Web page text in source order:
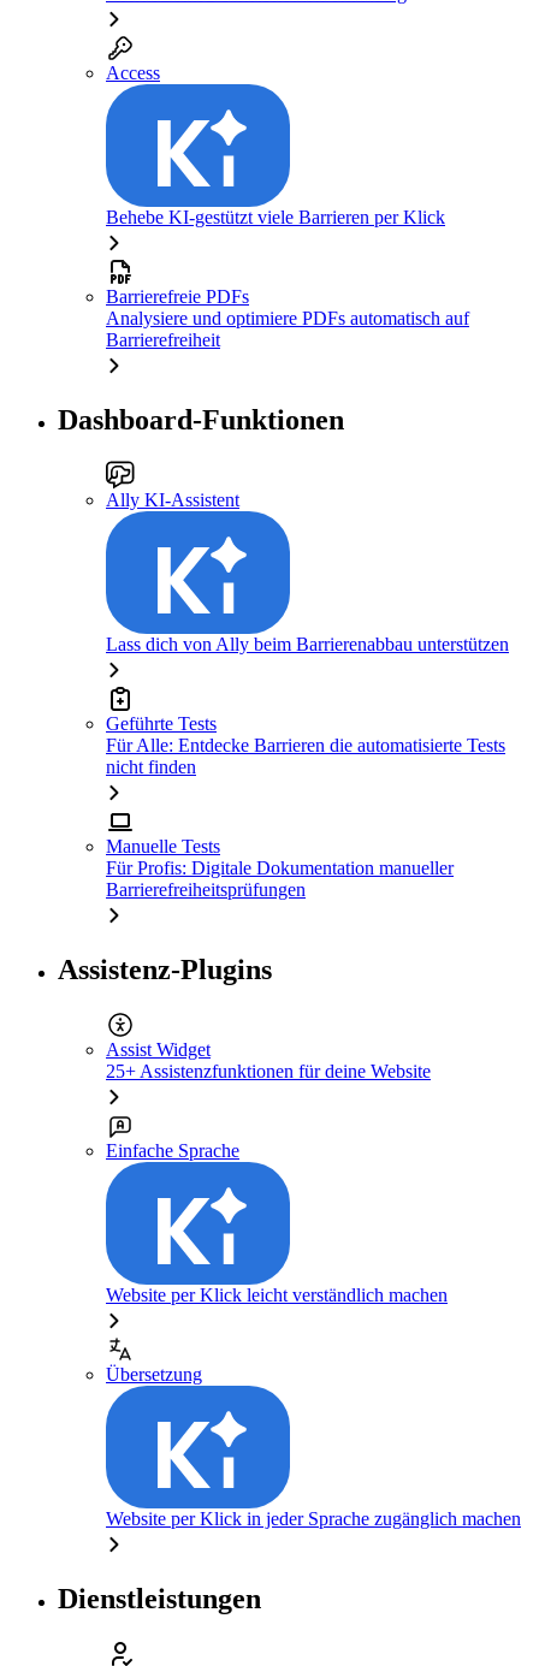
Access
Behebe KI-gestützt viele Barrieren per Klick
Barrierefreie PDFs
Analysiere und optimiere PDFs automatisch auf
Barrierefreiheit
Dashboard-Funktionen
Ally KI-Assistent
Lass dich von Ally beim Barrierenabbau unterstützen
Geführte Tests
Für Alle: Entdecke Barrieren die automatisierte Tests
nicht finden
Manuelle Tests
Für Profis: Digitale Dokumentation manueller
Barrierefreiheitsprüfungen
Assistenz-Plugins
Assist Widget
25+ Assistenzfunktionen für deine Website
Einfache Sprache
Website per Klick leicht verständlich machen
Übersetzung
Website per Klick in jeder Sprache zugänglich machen
Dienstleistungen